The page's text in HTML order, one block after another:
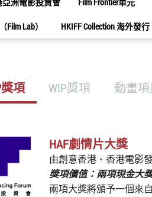
Lab） HKIFF Collection 海外發行
獎項 WIP獎項 動畫
HAF劇情片大獎
由創意香港、香港電影
獎項價值：兩項現金大
兩項大獎將頒予一個來